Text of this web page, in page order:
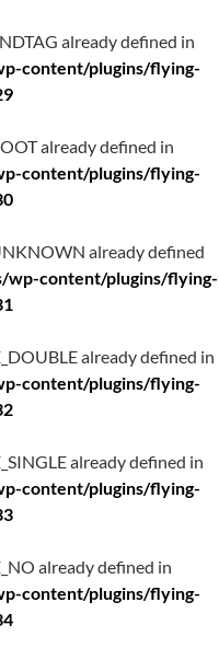
already defined in
content/plugins/flying-
already defined in
content/plugins/flying-
already defined
content/plugins/flying-
already defined in
content/plugins/flying-
already defined in
content/plugins/flying-
already defined in
content/plugins/flying-